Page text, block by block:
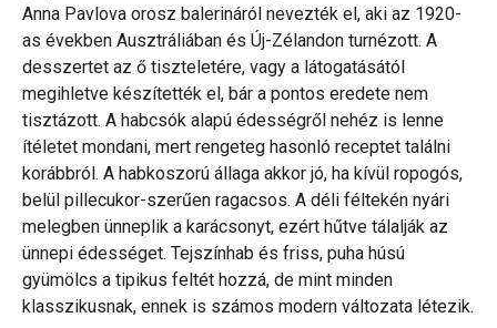
Anna Pavlova orosz balerináról nevezték el, aki az 1920-
as években Ausztráliában és Új-Zélandon turnézott. A
desszertet az ő tiszteletére, vagy a látogatásától
megihletve készítették el, bár a pontos eredete nem
tisztázott. A habcsók alapú édességről nehéz is lenne
ítéletet mondani, mert rengeteg hasonló receptet találni
korábbról. A habkoszorú állaga akkor jó, ha kívül ropogós,
belül pillecukor-szerűen ragacsos. A déli féltekén nyári
melegben ünneplik a karácsonyt, ezért hűtve tálalják az
ünnepi édességet. Tejszínhab és friss, puha húsú
gyümölcs a tipikus feltét hozzá, de mint minden
klasszikusnak, ennek is számos modern változata létezik.